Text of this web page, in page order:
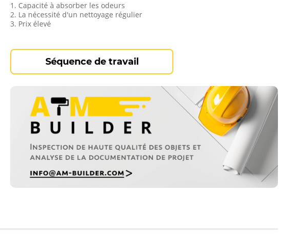
1. Capacité à absorber les odeurs
2. La nécessité d'un nettoyage régulier
3. Prix élevé
Séquence de travail